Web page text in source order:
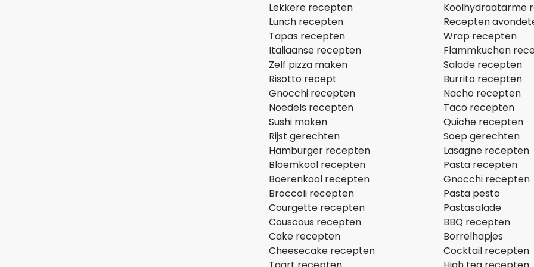
Lekkere recepten
Lunch recepten
Tapas recepten
Italiaanse recepten
Zelf pizza maken
Risotto recept
Gnocchi recepten
Noedels recepten
Sushi maken
Rijst gerechten
Hamburger recepten
Bloemkool recepten
Boerenkool recepten
Broccoli recepten
Courgette recepten
Couscous recepten
Cake recepten
Cheesecake recepten
Koolhydraatarme
Recepten
Wrap recepten
Flammkuchen
Salade recepten
Burrito recepten
Nacho recepten
Taco recepten
Quiche recepten
Soep gerechten
Lasagne recepten
Pasta recepten
Gnocchi recepten
Pasta pesto
Pastasalade
BBQ recepten
Borrelhapjes
Cocktail recepten